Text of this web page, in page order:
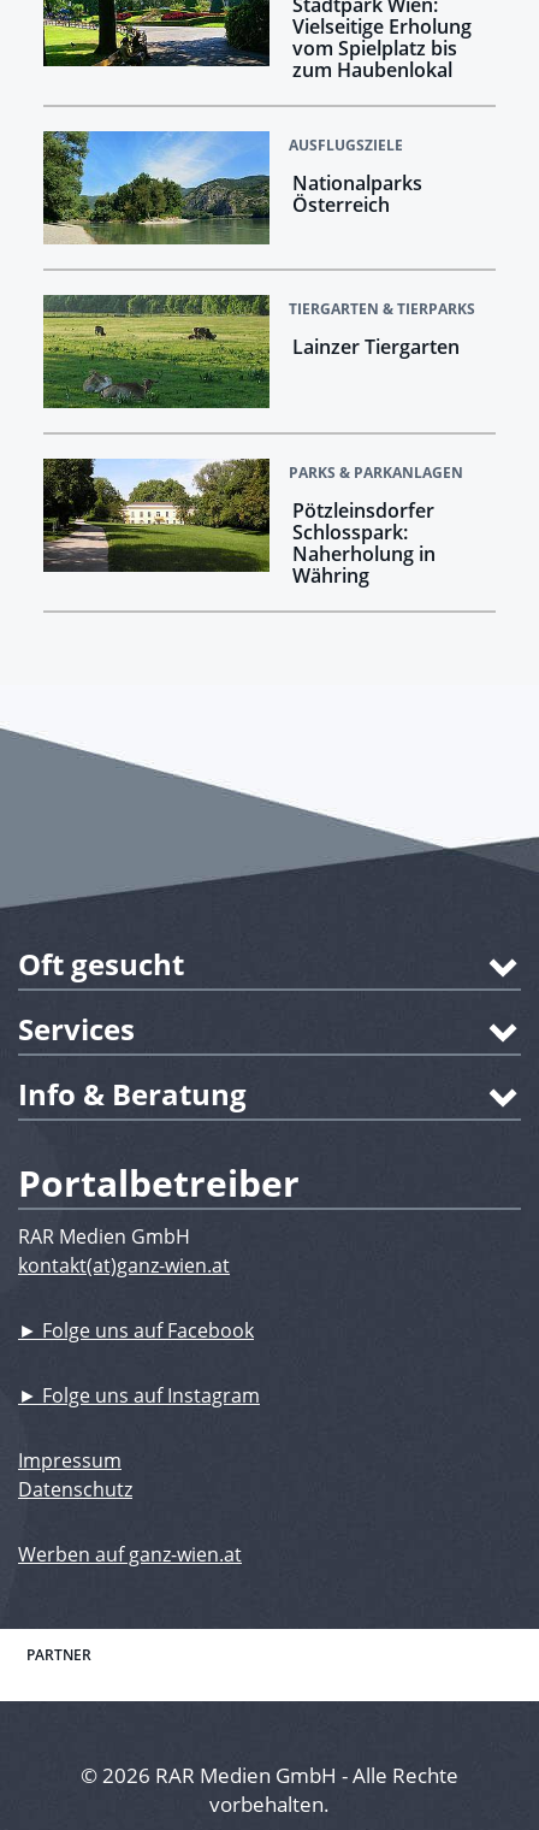
Vielseitige Erholung
vom Spielplatz bis
zum Haubenlokal
AUSFLUGSZIELE
Nationalparks
Österreich
TIERGARTEN & TIERPARKS
Lainzer Tiergarten
PARKS & PARKANLAGEN
Pötzleinsdorfer
Schlosspark:
Naherholung in
Währing
Oft gesucht
Services
Info & Beratung
Portalbetreiber
RAR Medien GmbH
kontakt(at)ganz-wien.at
► Folge uns auf Facebook
► Folge uns auf Instagram
Impressum
Datenschutz
Werben auf ganz-wien.at
PARTNER
© 2026 RAR Medien GmbH - Alle Rechte
vorbehalten.